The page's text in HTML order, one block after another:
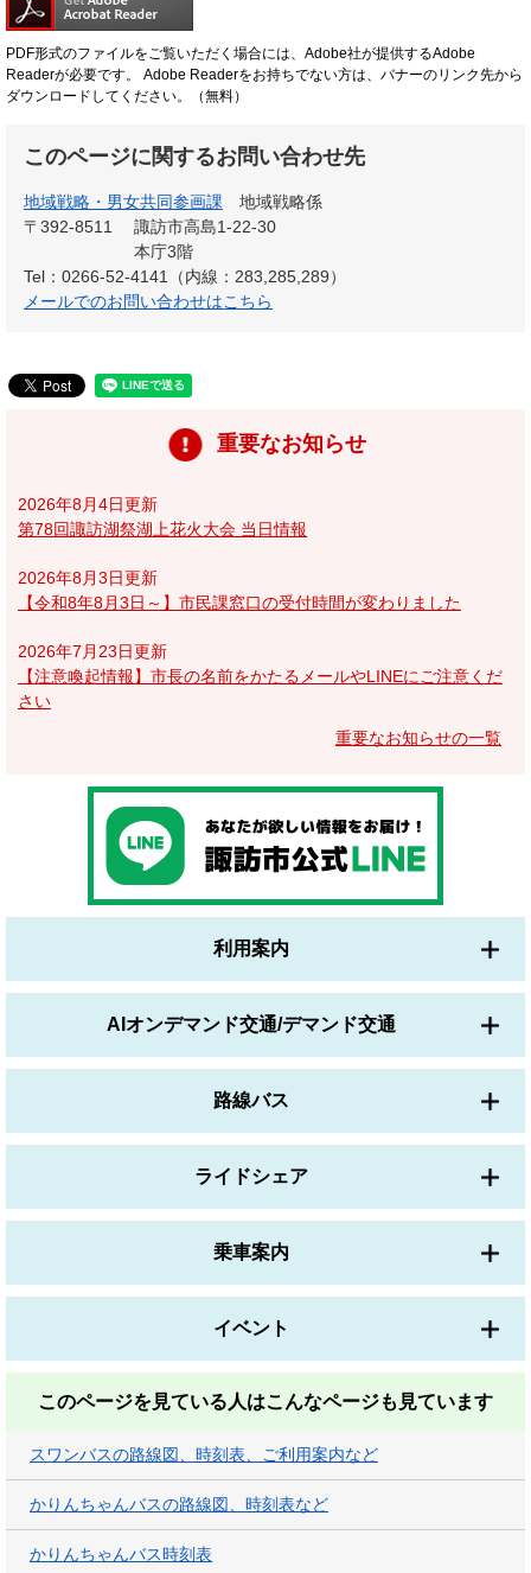
PDF形式のファイルをご覧いただく場合には、Adobe社が提供するAdobe
Readerが必要です。
Adobe Readerをお持ちでない方は、バナーのリンク先から
ダウンロードしてください。（無料）
このページに関するお問い合わせ先
地域戦略・男女共同参画課
地域戦略係
〒392-8511
諏訪市高島1-22-30
本庁3階
Tel：0266-52-4141（内線：283,285,289）
メールでのお問い合わせはこちら
重要なお知らせ
2026年8月4日更新
第78回諏訪湖祭湖上花火大会 当日情報
2026年8月3日更新
【令和8年8月3日～】市民課窓口の受付時間が変わりました
2026年7月23日更新
【注意喚起情報】市長の名前をかたるメールやLINEにご注意くだ
さい
重要なお知らせの一覧
利用案内
AIオンデマンド交通/デマンド交通
路線バス
ライドシェア
乗車案内
イベント
このページを見ている人はこんなページも見ています
スワンバスの路線図、時刻表、ご利用案内など
かりんちゃんバスの路線図、時刻表など
かりんちゃんバス時刻表